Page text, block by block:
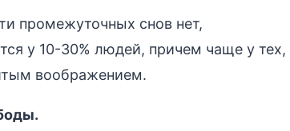
промежуточных снов нет,
у 10-30% людей, причем чаще у тех,
воображением.